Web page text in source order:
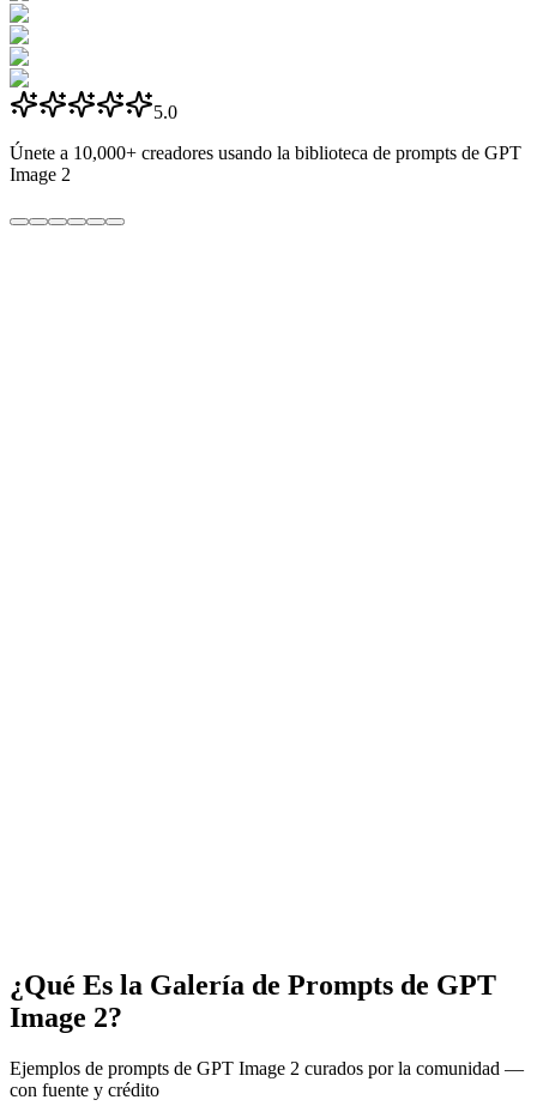
5.0
Únete a 10,000+ creadores usando la biblioteca de prompts de GPT
Image 2
¿Qué Es la Galería de Prompts de GPT
Image 2?
Ejemplos de prompts de GPT Image 2 curados por la comunidad —
con fuente y crédito